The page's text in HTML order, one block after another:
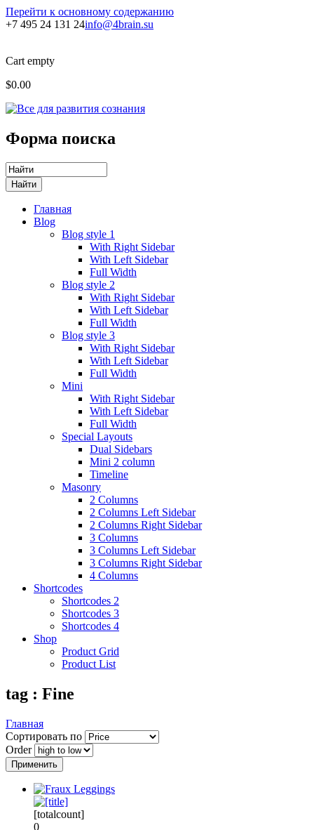
Перейти к основному содержанию
+7 495 24 131 24info@4brain.su
Cart empty
$0.00
Форма поиска
Главная
Blog
Blog style 1
With Right Sidebar
With Left Sidebar
Full Width
Blog style 2
With Right Sidebar
With Left Sidebar
Full Width
Blog style 3
With Right Sidebar
With Left Sidebar
Full Width
Mini
With Right Sidebar
With Left Sidebar
Full Width
Special Layouts
Dual Sidebars
Mini 2 column
Timeline
Masonry
2 Columns
2 Columns Left Sidebar
2 Columns Right Sidebar
3 Columns
3 Columns Left Sidebar
3 Columns Right Sidebar
4 Columns
Shortcodes
Shortcodes 2
Shortcodes 3
Shortcodes 4
Shop
Product Grid
Product List
tag : Fine
Главная
Сортировать по
Order
[totalcount]
0